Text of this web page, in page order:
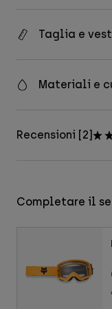
Taglia e
Materiali e
Recensioni [2]
Completare il